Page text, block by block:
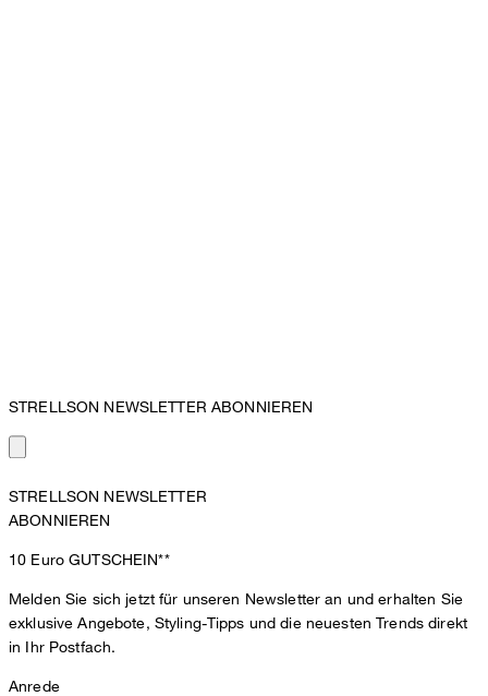
STRELLSON NEWSLETTER ABONNIEREN
STRELLSON NEWSLETTER
ABONNIEREN
10 EuroGUTSCHEIN**
Melden Sie sich jetzt für unseren Newsletter an und erhalten Sie
exklusive Angebote, Styling-Tipps und die neuesten Trends direkt
in Ihr Postfach.
Anrede